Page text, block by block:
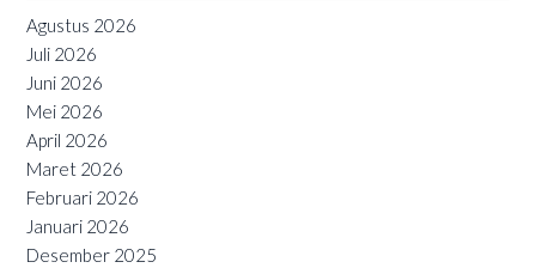
Agustus 2026
Juli 2026
Juni 2026
Mei 2026
April 2026
Maret 2026
Februari 2026
Januari 2026
Desember 2025